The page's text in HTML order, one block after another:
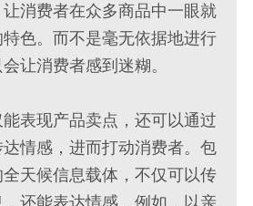
消费者在众多商品中一眼就
色。而不是毫无依据地进行
让消费者感到迷糊。
表现产品卖点，还可以通过
情感，进而打动消费者。包
天候信息载体，不仅可以传
还能表达情感。例如，以亲